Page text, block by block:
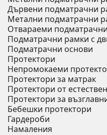
Дървени подматрачни
Метални подматрачни
Отвараеми
Подматрачни рамки с
Подматрачни основи
Протектори
Непромокаеми
Протектори за матрак
Протектори от
Протектори за
Бебешки протектори
Гардероби
Намаления